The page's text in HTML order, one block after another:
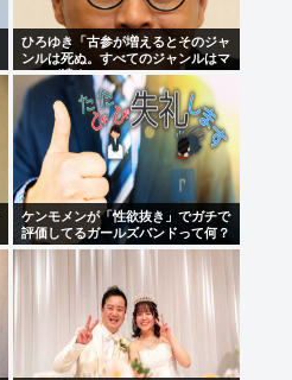
ひろゆき「古参が増えるとそのジャ
ンルは死ぬ。すべてのジャンルはマ
ニアが潰す」
ケンモメンが「性欲抜き」でガチで
評価してるガールズバンドって何？